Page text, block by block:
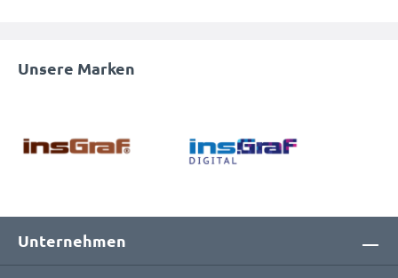
Unsere Marken
Unternehmen